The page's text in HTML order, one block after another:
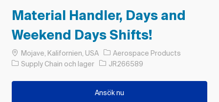
Material Handler, Days and
Weekend Days Shifts!
PlatsMojave, Kalifornien, USA
Aerospace Products
Kategori
Supply Chain och lager Jobb-ID
JR266589
Ansök nu